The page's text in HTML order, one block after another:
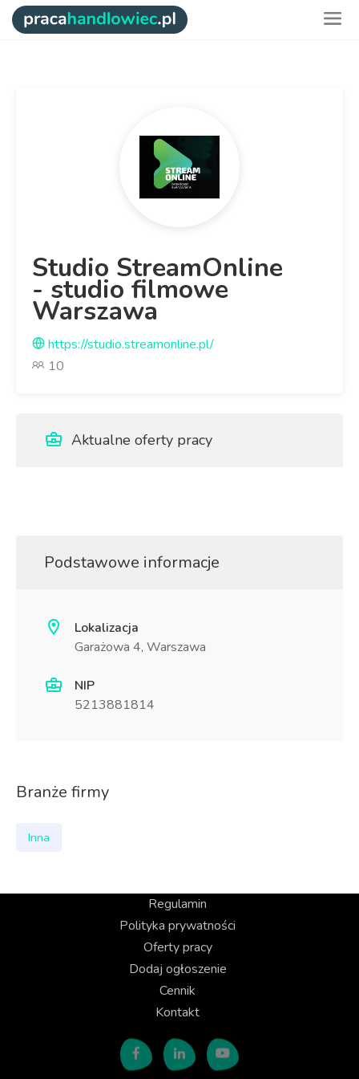
Studio StreamOnline
- studio filmowe
Warszawa
https://studio.streamonline.pl/
10
Aktualne oferty pracy
Podstawowe informacje
Lokalizacja
Garażowa 4, Warszawa
NIP
5213881814
Branże firmy
Inna
Regulamin
Polityka prywatności
Oferty pracy
Dodaj ogłoszenie
Cennik
Kontakt